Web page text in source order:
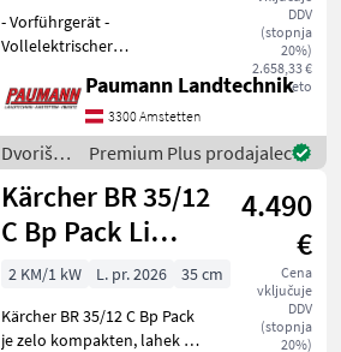
DDV
(stopnja
20%)
2.658,33 €
neto
- Vorführgerät -
Vollelektrischer
Draufstellen - Aushebung
per Fußbetätigung -
Vorwärts- und
Retourfahren möglich -
Inkl. Ladegerät - Inkl.
Paumann Landtechnik
3300 Amstetten
Dvoriščna
mehanizacija
/
Westermann
Premium Plus prodajalec
Kärcher BR 35/12
C Bp Pack Li
stroj za čiščenje
in sesanje
4.490
€
Cena
vključuje
DDV
(stopnja
20%)
2 KM/1 kW L. pr. 2026
35 cm
Kärcher BR 35/12 C Bp Pack
je zelo kompakten, lahek in